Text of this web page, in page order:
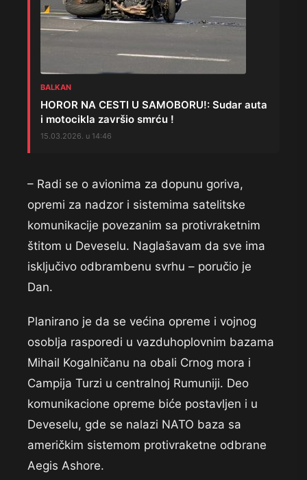
BALKAN
HOROR NA CESTI U SAMOBORU!: Sudar auta
i motocikla završio smrću !
15.03.2026. u 14:46
– Radi se o avionima za dopunu goriva,
opremi za nadzor i sistemima satelitske
komunikacije povezanim sa protivraketnim
štitom u Deveselu. Naglašavam da sve ima
isključivo odbrambenu svrhu – poručio je
Dan.
Planirano je da se većina opreme i vojnog
osoblja rasporedi u vazduhoplovnim bazama
Mihail Kogalničanu na obali Crnog mora i
Campija Turzi u centralnoj Rumuniji. Deo
komunikacione opreme biće postavljen i u
Deveselu, gde se nalazi NATO baza sa
američkim sistemom protivraketne odbrane
Aegis Ashore.